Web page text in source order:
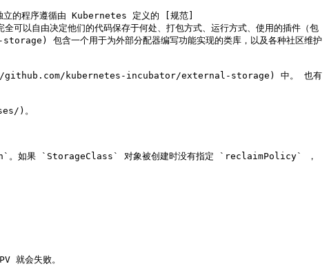
立的程序遵循由 Kubernetes 定义的 [规范]
定他们的代码保存于何处、打包方式、运行方式、使用的插件（包
一个用于为外部分配器编写功能实现的类库，以及各种社区维护
github.com/kubernetes-incubator/external-storage) 中。 也有
)。
如果 `StorageClass` 对象被创建时没有指定 `reclaimPolicy` ，
就会失败。